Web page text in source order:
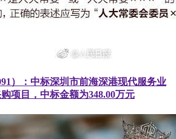
）：中标深圳市前海深港现代服务业
项目，中标金额为348.00万元